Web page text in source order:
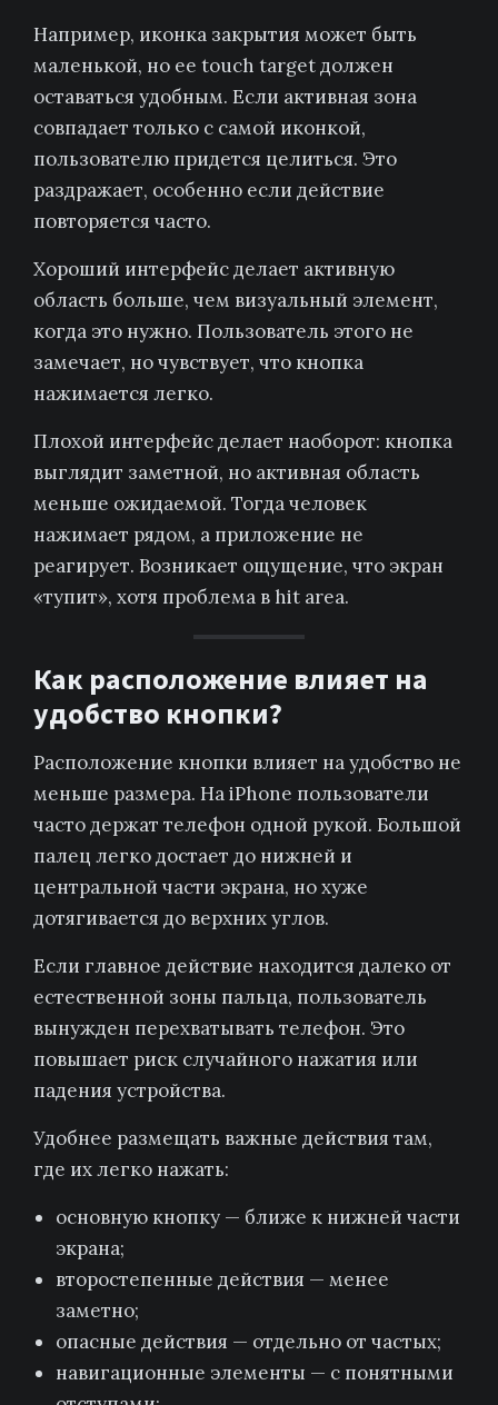
Например, иконка закрытия может быть
маленькой, но ее touch target должен
оставаться удобным. Если активная зона
совпадает только с самой иконкой,
пользователю придется целиться. Это
раздражает, особенно если действие
повторяется часто.
Хороший интерфейс делает активную
область больше, чем визуальный элемент,
когда это нужно. Пользователь этого не
замечает, но чувствует, что кнопка
нажимается легко.
Плохой интерфейс делает наоборот: кнопка
выглядит заметной, но активная область
меньше ожидаемой. Тогда человек
нажимает рядом, а приложение не
реагирует. Возникает ощущение, что экран
«тупит», хотя проблема в hit area.
Как расположение влияет на
удобство кнопки?
Расположение кнопки влияет на удобство не
меньше размера. На iPhone пользователи
часто держат телефон одной рукой. Большой
палец легко достает до нижней и
центральной части экрана, но хуже
дотягивается до верхних углов.
Если главное действие находится далеко от
естественной зоны пальца, пользователь
вынужден перехватывать телефон. Это
повышает риск случайного нажатия или
падения устройства.
Удобнее размещать важные действия там,
где их легко нажать:
основную кнопку — ближе к нижней части
экрана;
второстепенные действия — менее
заметно;
опасные действия — отдельно от частых;
навигационные элементы — с понятными